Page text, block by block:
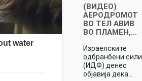
(ВИДЕО)
АЕРОДРОМОТ
ВО ТЕЛ АВИВ
ВО ПЛАМЕН,…
Израелските
одбранбени сили
(ИДФ) денес
објавија дека…